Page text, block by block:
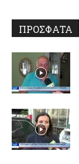
ΠΡΟΣΦΑΤΑ